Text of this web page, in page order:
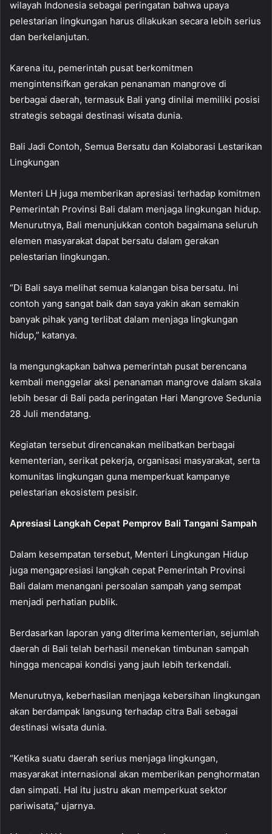
wilayah Indonesia sebagai peringatan bahwa upaya
pelestarian lingkungan harus dilakukan secara lebih serius
dan berkelanjutan.
Karena itu, pemerintah pusat berkomitmen
mengintensifkan gerakan penanaman mangrove di
berbagai daerah, termasuk Bali yang dinilai memiliki posisi
strategis sebagai destinasi wisata dunia.
Bali Jadi Contoh, Semua Bersatu dan Kolaborasi Lestarikan
Lingkungan
Menteri LH juga memberikan apresiasi terhadap komitmen
Pemerintah Provinsi Bali dalam menjaga lingkungan hidup.
Menurutnya, Bali menunjukkan contoh bagaimana seluruh
elemen masyarakat dapat bersatu dalam gerakan
pelestarian lingkungan.
“Di Bali saya melihat semua kalangan bisa bersatu. Ini
contoh yang sangat baik dan saya yakin akan semakin
banyak pihak yang terlibat dalam menjaga lingkungan
hidup,” katanya.
Ia mengungkapkan bahwa pemerintah pusat berencana
kembali menggelar aksi penanaman mangrove dalam skala
lebih besar di Bali pada peringatan Hari Mangrove Sedunia
28 Juli mendatang.
Kegiatan tersebut direncanakan melibatkan berbagai
kementerian, serikat pekerja, organisasi masyarakat, serta
komunitas lingkungan guna memperkuat kampanye
pelestarian ekosistem pesisir.
Apresiasi Langkah Cepat Pemprov Bali Tangani Sampah
Dalam kesempatan tersebut, Menteri Lingkungan Hidup
juga mengapresiasi langkah cepat Pemerintah Provinsi
Bali dalam menangani persoalan sampah yang sempat
menjadi perhatian publik.
Berdasarkan laporan yang diterima kementerian, sejumlah
daerah di Bali telah berhasil menekan timbunan sampah
hingga mencapai kondisi yang jauh lebih terkendali.
Menurutnya, keberhasilan menjaga kebersihan lingkungan
akan berdampak langsung terhadap citra Bali sebagai
destinasi wisata dunia.
“Ketika suatu daerah serius menjaga lingkungan,
masyarakat internasional akan memberikan penghormatan
dan simpati. Hal itu justru akan memperkuat sektor
pariwisata,” ujarnya.